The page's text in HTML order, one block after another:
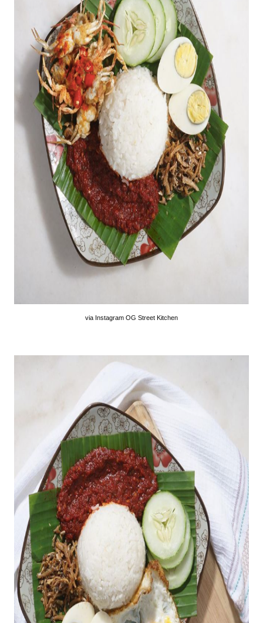
via Instagram OG Street Kitchen